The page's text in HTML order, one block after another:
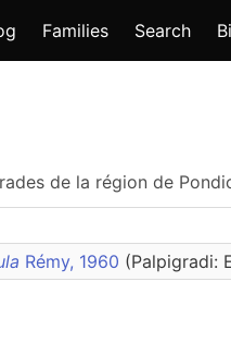
Families Search
de la région de
Rémy, 1960 (Palpigradi: